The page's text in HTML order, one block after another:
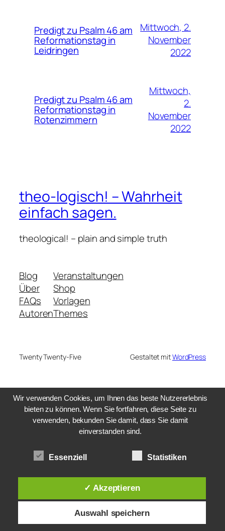
Predigt zu Psalm 46 am
Reformationstag in
Leidringen
Mittwoch, 2.
November
2022
Predigt zu Psalm 46 am
Reformationstag in
Rotenzimmern
Mittwoch,
2.
November
2022
theo-logisch! – Wahrheit
einfach sagen.
theological! – plain and simple truth
Blog
Über
FAQs
Autoren
Veranstaltungen
Shop
Vorlagen
Themes
Twenty Twenty-Five Gestaltet mitWordPress
Wir verwenden Cookies, um Ihnen das beste Nutzererlebnis
bieten zu können. Wenn Sie fortfahren, diese Seite zu
verwenden, bekunden Sie damit, dass Sie damit
einverstanden sind.
Essenziell Statistiken
✓ Akzeptieren
Auswahl speichern